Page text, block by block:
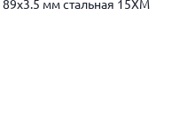
89x3.5 мм стальная 15ХМ